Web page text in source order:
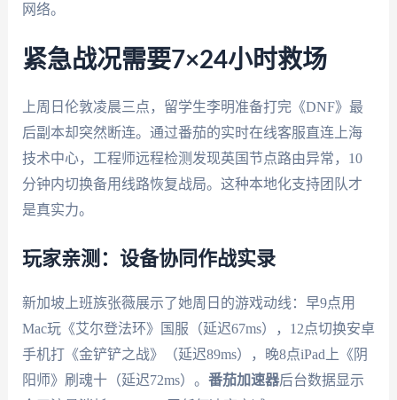
网络。
紧急战况需要7×24小时救场
上周日伦敦凌晨三点，留学生李明准备打完《DNF》最
后副本却突然断连。通过番茄的实时在线客服直连上海
技术中心，工程师远程检测发现英国节点路由异常，10
分钟内切换备用线路恢复战局。这种本地化支持团队才
是真实力。
玩家亲测：设备协同作战实录
新加坡上班族张薇展示了她周日的游戏动线：早9点用
Mac玩《艾尔登法环》国服（延迟67ms），12点切换安卓
手机打《金铲铲之战》（延迟89ms），晚8点iPad上《阴
阳师》刷魂十（延迟72ms）。 番茄加速器后台数据显示